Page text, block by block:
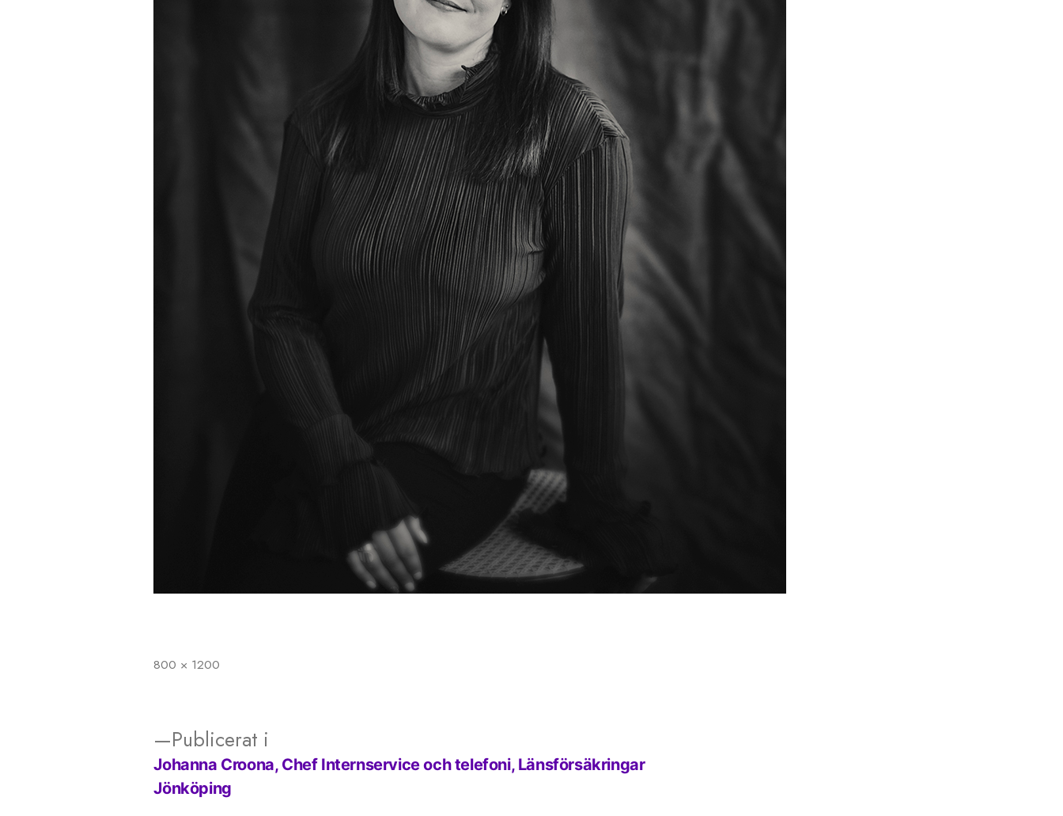
Full
800 × 1200
Inläggsnavigering
Publicerat i
Johanna Croona, Chef Internservice och telefoni, Länsförsäkringar
Jönköping